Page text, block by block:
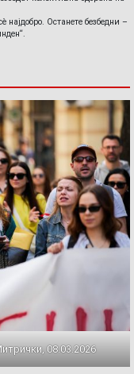
Останете безбедни –
08.03.2026